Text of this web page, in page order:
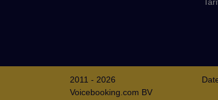
2011 - 2026
Voicebooking.com BV